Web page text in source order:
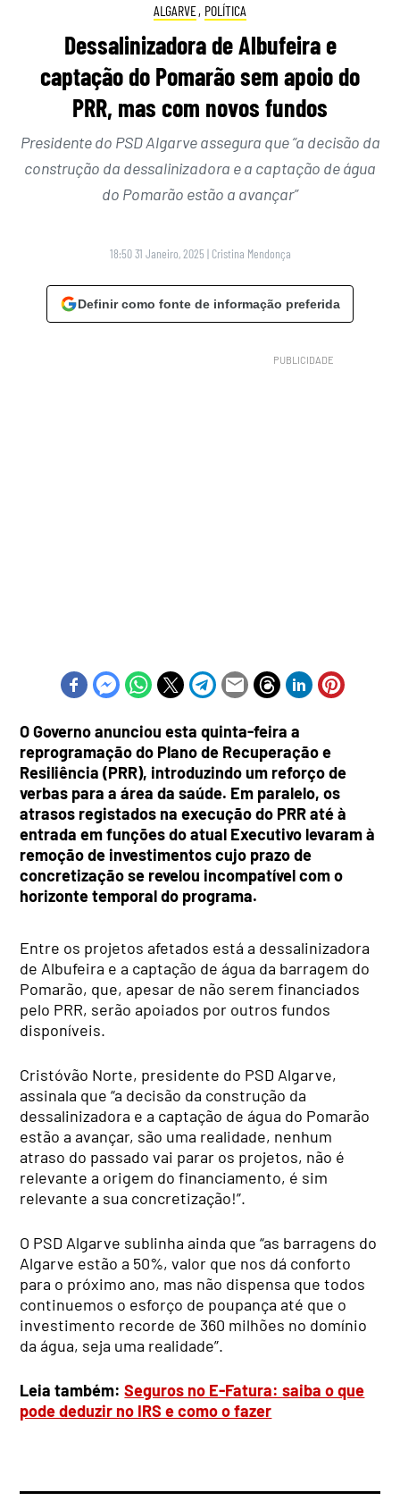
ALGARVE, POLÍTICA
Dessalinizadora de Albufeira e
captação do Pomarão sem apoio do
PRR, mas com novos fundos
Presidente do PSD Algarve assegura que “a decisão da
construção da dessalinizadora e a captação de água
do Pomarão estão a avançar”
18:50 31 Janeiro, 2025 | Cristina Mendonça
Definir como fonte de informação preferida
O Governo anunciou esta quinta-feira a
reprogramação do Plano de Recuperação e
Resiliência (PRR), introduzindo um reforço de
verbas para a área da saúde. Em paralelo, os
atrasos registados na execução do PRR até à
entrada em funções do atual Executivo levaram à
remoção de investimentos cujo prazo de
concretização se revelou incompatível com o
horizonte temporal do programa.
Entre os projetos afetados está a dessalinizadora
de Albufeira e a captação de água da barragem do
Pomarão, que, apesar de não serem financiados
pelo PRR, serão apoiados por outros fundos
disponíveis.
Cristóvão Norte, presidente do PSD Algarve,
assinala que “a decisão da construção da
dessalinizadora e a captação de água do Pomarão
estão a avançar, são uma realidade, nenhum
atraso do passado vai parar os projetos, não é
relevante a origem do financiamento, é sim
relevante a sua concretização!”.
O PSD Algarve sublinha ainda que “as barragens do
Algarve estão a 50%, valor que nos dá conforto
para o próximo ano, mas não dispensa que todos
continuemos o esforço de poupança até que o
investimento recorde de 360 milhões no domínio
da água, seja uma realidade”.
Leia também:Seguros no E-Fatura: saiba o que
pode deduzir no IRS e como o fazer